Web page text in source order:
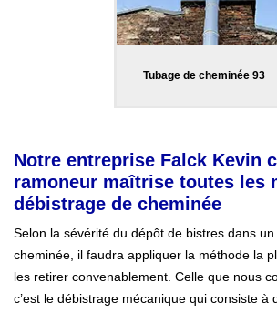
Tubage de cheminée 93
Notre entreprise Falck Kevin
ramoneur maîtrise toutes les
débistrage de cheminée
Selon la sévérité du dépôt de bistres dans
cheminée, il faudra appliquer la méthode la
les retirer convenablement. Celle que nous
c’est le débistrage mécanique qui consiste à